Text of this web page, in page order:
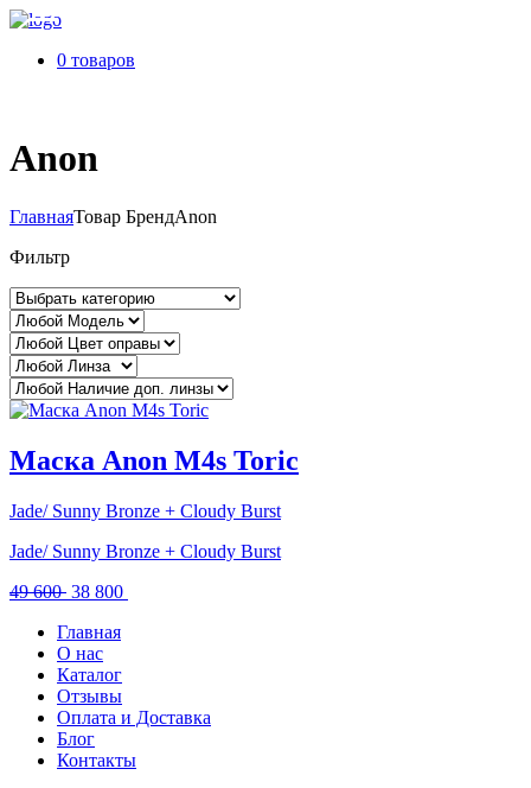
0 товаров
Anon
ГлавнаяТовар БрендAnon
Фильтр
Маска Anon M4s Toric
Jade/ Sunny Bronze + Cloudy Burst
Jade/ Sunny Bronze + Cloudy Burst
49 600 Первоначальная
составляла
49
600 .
38 800
Главная
О нас
Каталог
Отзывы
Оплата и Доставка
Блог
Контакты